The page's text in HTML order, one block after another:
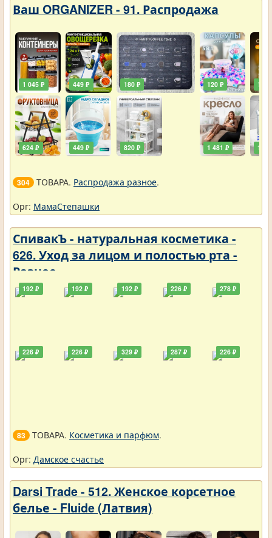
Ваш ORGANIZER - 91. Распродажа
1 045 ₽
624 ₽
449 ₽
449 ₽
180 ₽
820 ₽
120 ₽
1 481 ₽
129
111
304 ТОВАРА. Распродажа разное.
Орг: МамаСтепашки
СпивакЪ - натуральная косметика -
626. Уход за лицом и полостью рта -
Разное
192 ₽
226 ₽
192 ₽
226 ₽
192 ₽
329 ₽
226 ₽
287 ₽
278 ₽
226 ₽
83 ТОВАРА. Косметика и парфюм.
Орг: Дамское счастье
Darsi Trade - 512. Женское корсетное
белье - Fluide (Латвия)